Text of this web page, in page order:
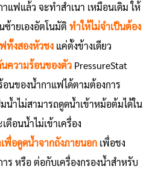
ฟแล้ว จะทำสำเนา เหมือนเดิม ให้
ายเองอัตโนมัติ ทำให้ไม่จำเป็นต้อง
ทั้งสองหัวชง แค่ตั้งข้างเดียว
ความร้อนของตัว PressureStat
นของน้ำกาแฟได้ตามต้องการ
น้ำไม่สามารถดูดน้ำเข้าหม้อต้มได้ใน
ตือนน้ำไม่เข้าเครื่อง
พื่อดูดน้ำจากถังภายนอก เพื่อชง
ร หรือ ต่อกับเครื่องกรองน้ำสำหรับ